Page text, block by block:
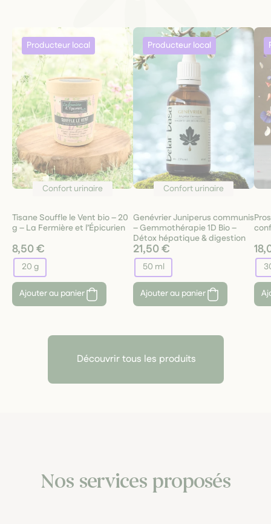
Confort urinaire
Tisane Souffle le Vent bio – 20
g – La Fermière et l’Épicurien
8,50 €
20 g
Ajouter au panier
Confort urinaire
Genévrier Juniperus communis
– Gemmothérapie 1D Bio –
Détox hépatique & digestion
21,50 €
50 ml
Ajouter au panier
Découvrir tous les produits
Nos services proposés